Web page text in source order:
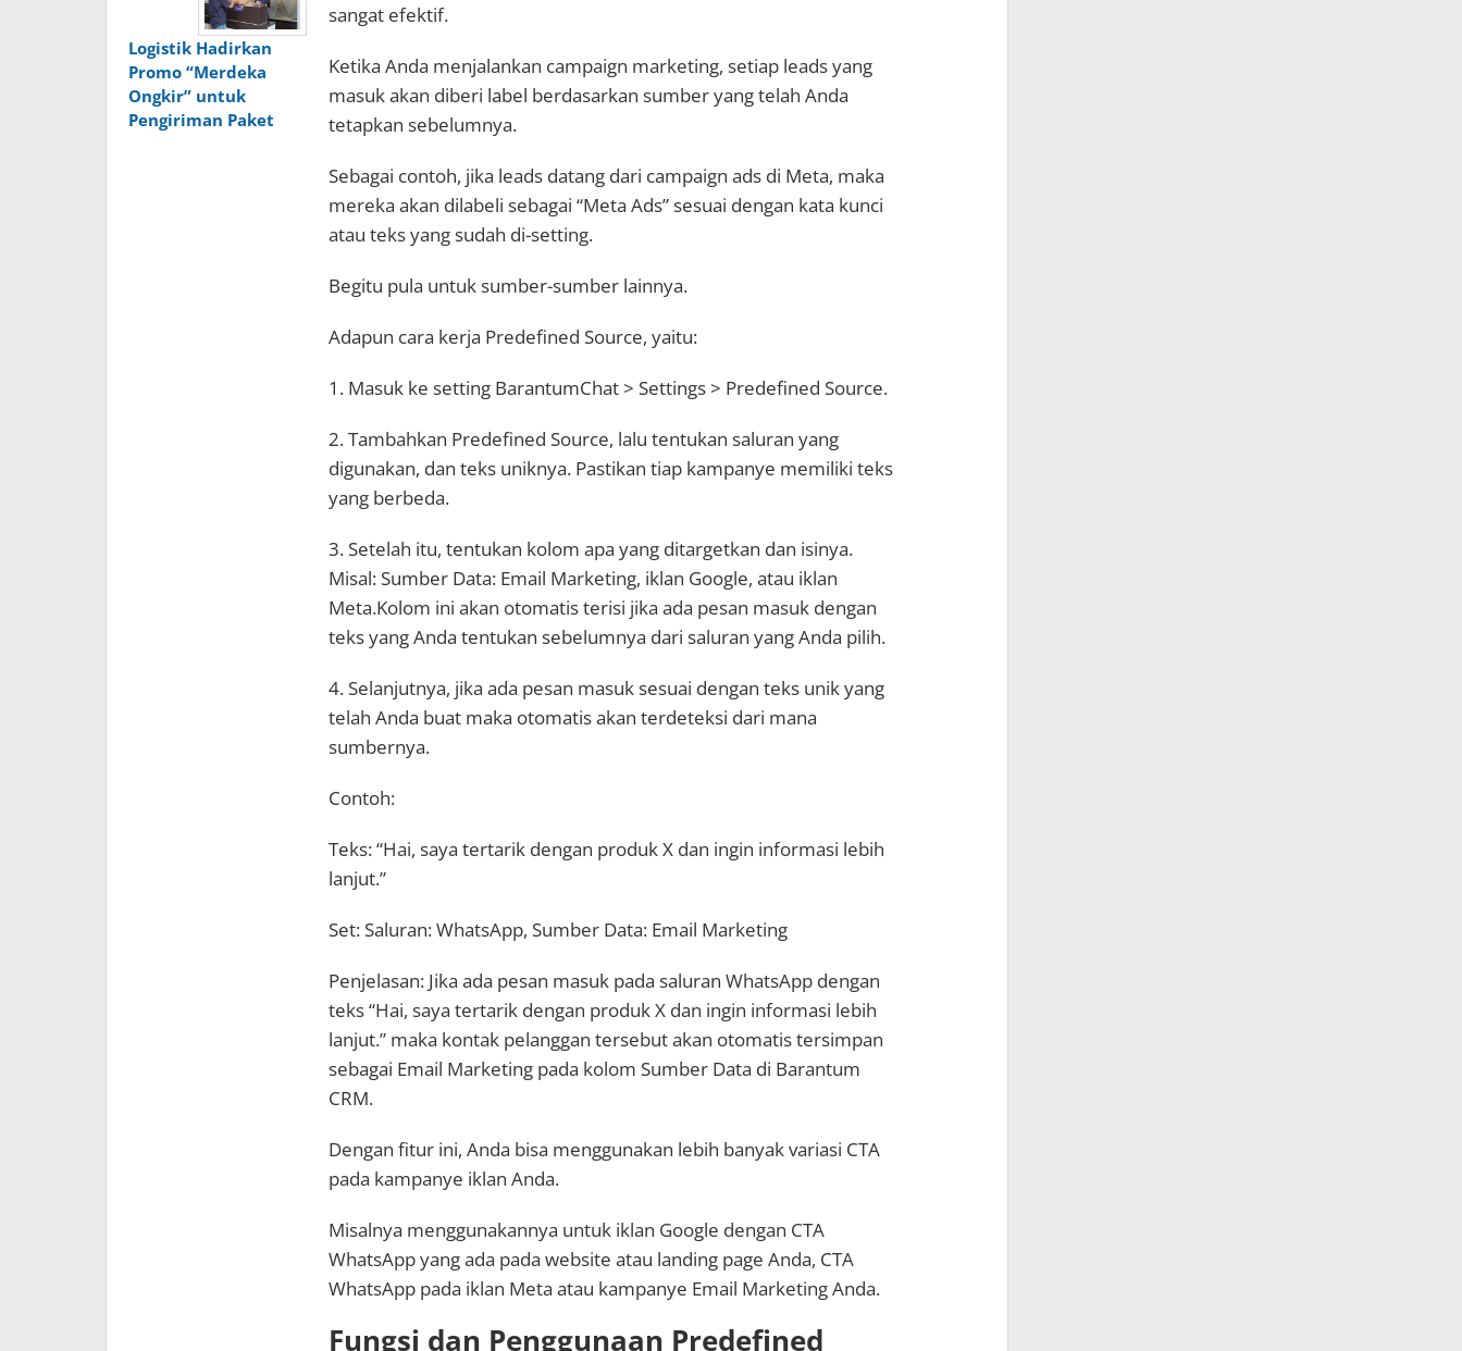
Logistik Hadirkan
Promo “Merdeka
Ongkir” untuk
Pengiriman Paket
sangat efektif.
Ketika Anda menjalankan campaign marketing, setiap leads yang
masuk akan diberi label berdasarkan sumber yang telah Anda
tetapkan sebelumnya.
Sebagai contoh, jika leads datang dari campaign ads di Meta, maka
mereka akan dilabeli sebagai “Meta Ads” sesuai dengan kata kunci
atau teks yang sudah di-setting.
Begitu pula untuk sumber-sumber lainnya.
Adapun cara kerja Predefined Source, yaitu:
1. Masuk ke setting BarantumChat > Settings > Predefined Source.
2. Tambahkan Predefined Source, lalu tentukan saluran yang
digunakan, dan teks uniknya. Pastikan tiap kampanye memiliki teks
yang berbeda.
3. Setelah itu, tentukan kolom apa yang ditargetkan dan isinya.
Misal: Sumber Data: Email Marketing, iklan Google, atau iklan
Meta.Kolom ini akan otomatis terisi jika ada pesan masuk dengan
teks yang Anda tentukan sebelumnya dari saluran yang Anda pilih.
4. Selanjutnya, jika ada pesan masuk sesuai dengan teks unik yang
telah Anda buat maka otomatis akan terdeteksi dari mana
sumbernya.
Contoh:
Teks: “Hai, saya tertarik dengan produk X dan ingin informasi lebih
lanjut.”
Set: Saluran: WhatsApp, Sumber Data: Email Marketing
Penjelasan: Jika ada pesan masuk pada saluran WhatsApp dengan
teks “Hai, saya tertarik dengan produk X dan ingin informasi lebih
lanjut.” maka kontak pelanggan tersebut akan otomatis tersimpan
sebagai Email Marketing pada kolom Sumber Data di Barantum
CRM.
Dengan fitur ini, Anda bisa menggunakan lebih banyak variasi CTA
pada kampanye iklan Anda.
Misalnya menggunakannya untuk iklan Google dengan CTA
WhatsApp yang ada pada website atau landing page Anda, CTA
WhatsApp pada iklan Meta atau kampanye Email Marketing Anda.
Fungsi dan Penggunaan Predefined